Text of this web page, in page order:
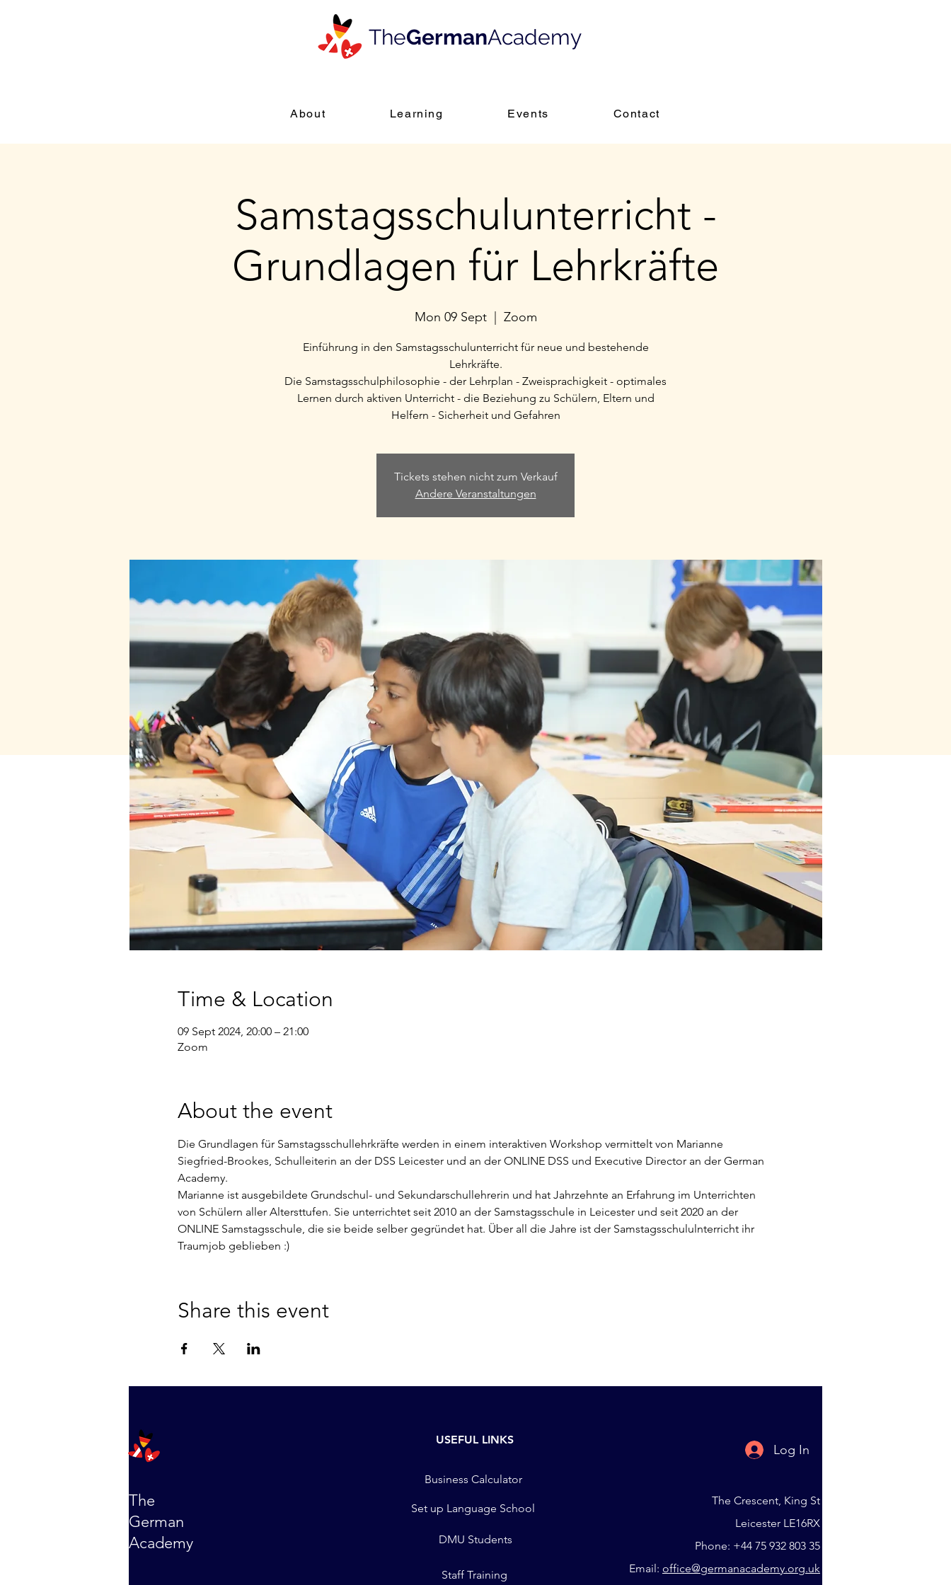
TheGermanAcademy
About Learning Events Contact
Samstagsschulunterricht -
Grundlagen für Lehrkräfte
Mon 09 Sept
  |
Zoom
Einführung in den Samstagsschulunterricht für neue und bestehende
Lehrkräfte.
Die Samstagsschulphilosophie - der Lehrplan - Zweisprachigkeit - optimales
Lernen durch aktiven Unterricht - die Beziehung zu Schülern, Eltern und
Helfern - Sicherheit und Gefahren
Tickets stehen nicht zum Verkauf
Andere Veranstaltungen
Time & Location
09 Sept 2024, 20:00 – 21:00
Zoom
About the event
Die Grundlagen für Samstagsschullehrkräfte werden in einem interaktiven Workshop vermittelt von Marianne
Siegfried-Brookes, Schulleiterin an der DSS Leicester und an der ONLINE DSS und Executive Director an der German
Academy.
Marianne ist ausgebildete Grundschul- und Sekundarschullehrerin und hat Jahrzehnte an Erfahrung im Unterrichten
von Schülern aller Altersttufen. Sie unterrichtet seit 2010 an der Samstagsschule in Leicester und seit 2020 an der
ONLINE Samstagsschule, die sie beide selber gegründet hat. Über all die Jahre ist der Samstagsschululnterricht ihr
Traumjob geblieben :)
Share this event
USEFUL LINKS
The
German
Academy
Business Calculator
Set up Language School
DMU Students
Staff Training
Log In
The Crescent, King St
Leicester LE16RX
Phone: +44 75 932 803 35
Email: office@germanacademy.org.uk